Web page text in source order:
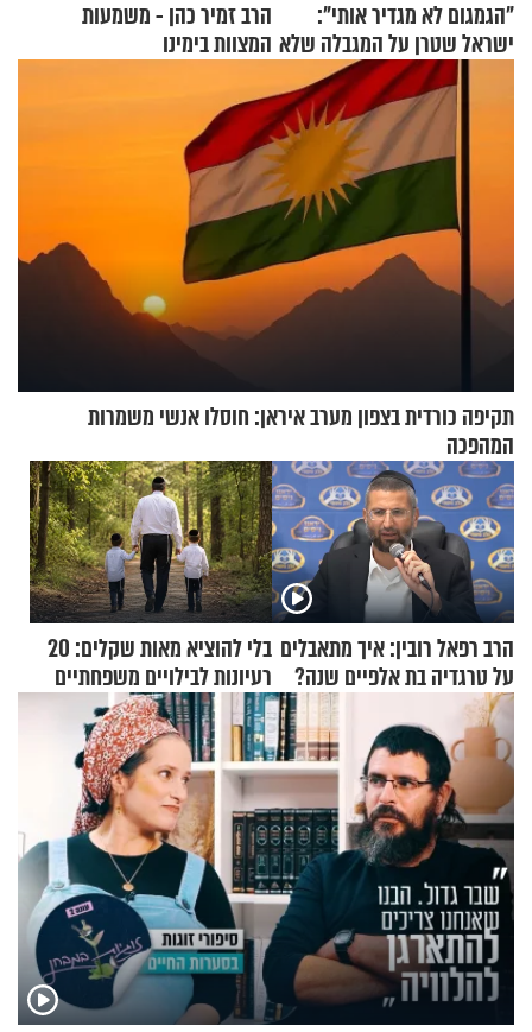
"הגמגום לא מגדיר אותי":
ישראל שטרן על המגבלה שלא
עוצרת אותו
הרב זמיר כהן - משמעות
המצוות בימינו
תקיפה כורדית בצפון מערב איראן: חוסלו אנשי משמרות
המהפכה
הרב רפאל רובין: איך מתאבלים
על טרגדיה בת אלפיים שנה?
בלי להוציא מאות שקלים: 20
רעיונות לבילויים משפחתיים
כמעט בחינם